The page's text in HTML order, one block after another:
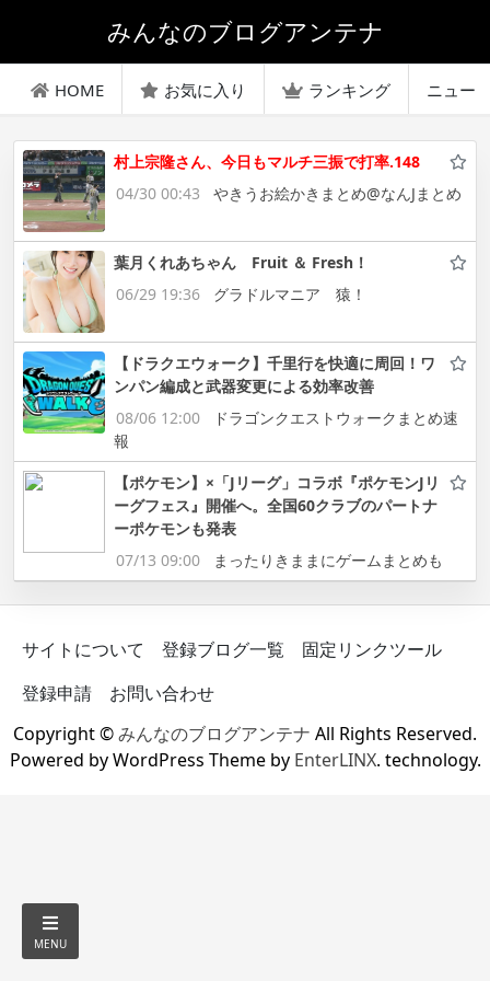
みんなのブログアンテナ
HOME お気に入り ランキング ニュー
村上宗隆さん、今日もマルチ三振で打率.148
04/30 00:43
やきうお絵かきまとめ@なんJまとめ
葉月くれあちゃん Fruit ＆ Fresh！
06/29 19:36
グラドルマニア 猿！
【ドラクエウォーク】千里行を快適に周回！ワ
ンパン編成と武器変更による効率改善
08/06 12:00
ドラゴンクエストウォークまとめ速
報
【ポケモン】×「Jリーグ」コラボ『ポケモンJリ
ーグフェス』開催へ。全国60クラブのパートナ
ーポケモンも発表
07/13 09:00
まったりきままにゲームまとめも
サイトについて 登録ブログ一覧
固定リンクツール
登録申請
お問い合わせ
Copyright ©みんなのブログアンテナ All Rights Reserved.
Powered by WordPress Theme by EnterLINX. technology.
MENU